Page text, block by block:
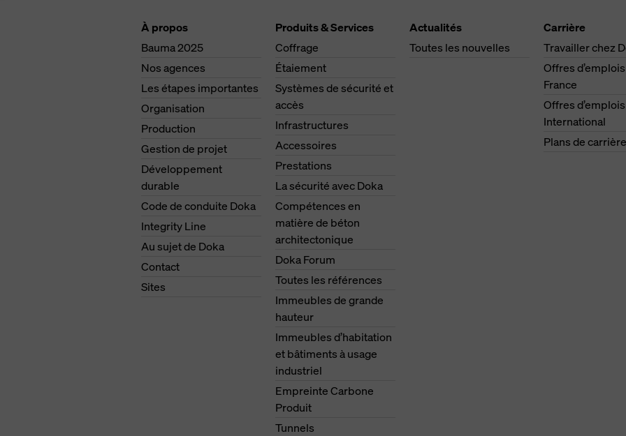
À propos
Bauma 2025
Nos agences
Les étapes importantes
Organisation
Production
Gestion de projet
Développement
durable
Code de conduite Doka
Integrity Line
Au sujet de Doka
Contact
Sites
Produits & Services
Coffrage
Étaiement
Systèmes de sécurité et
accès
Infrastructures
Accessoires
Prestations
La sécurité avec Doka
Compétences en
matière de béton
architectonique
Doka Forum
Toutes les références
Immeubles de grande
hauteur
Immeubles d’habitation
et bâtiments à usage
industriel
Empreinte Carbone
Produit
Tunnels
Actualités
Toutes les nouvelles
Carrière
Travailler chez
Offres
France
Offres
International
Plans de carrière